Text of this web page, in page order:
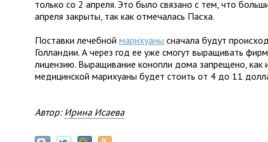
только со 2 апреля. Это было связано с тем, что
апреля закрыты, так как отмечалась Пасха.
Поставки лечебноймарихуаны сначала будут
Голландии. А через год ее уже смогут выращивать
лицензию. Выращивание конопли дома запрещено, как
медицинской марихуаны будет стоить от 4 до 11
Автор: Ирина Исаева